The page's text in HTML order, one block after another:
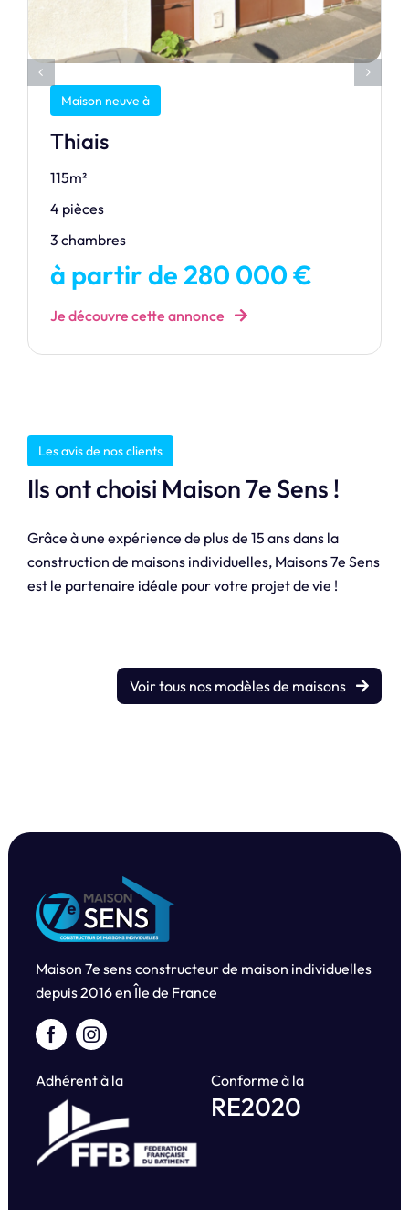
Maison neuve à
Thiais
115m²
4 pièces
3 chambres
à partir de 280 000 €
Je découvre cette annonce
Les avis de nos clients
Ils ont choisi Maison 7e Sens !
Grâce à une expérience de plus de 15 ans dans la
construction de maisons individuelles, Maisons 7e Sens
est le partenaire idéale pour votre projet de vie !
Voir tous nos modèles de maisons
Maison 7e sens constructeur de maison individuelles
depuis2016 en Île de France
Adhérent à la Conforme à la
RE2020